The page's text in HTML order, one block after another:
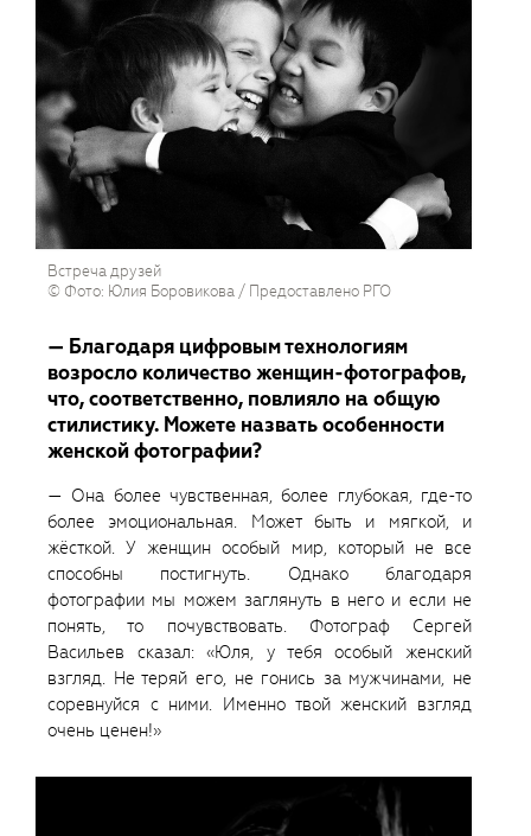
Встреча друзей
© Фото: Юлия Боровикова / Предоставлено РГО
— Благодаря цифровым технологиям
возросло количество женщин-фотографов,
что, соответственно, повлияло на общую
стилистику. Можете назвать особенности
женской фотографии?
— Она более чувственная, более глубокая, где-то
более эмоциональная. Может быть и мягкой, и
жёсткой. У женщин особый мир, который не все
способны постигнуть. Однако благодаря
фотографии мы можем заглянуть в него и если не
понять, то почувствовать. Фотограф Сергей
Васильев сказал: «Юля, у тебя особый женский
взгляд. Не теряй его, не гонись за мужчинами, не
соревнуйся с ними. Именно твой женский взгляд
очень ценен!»